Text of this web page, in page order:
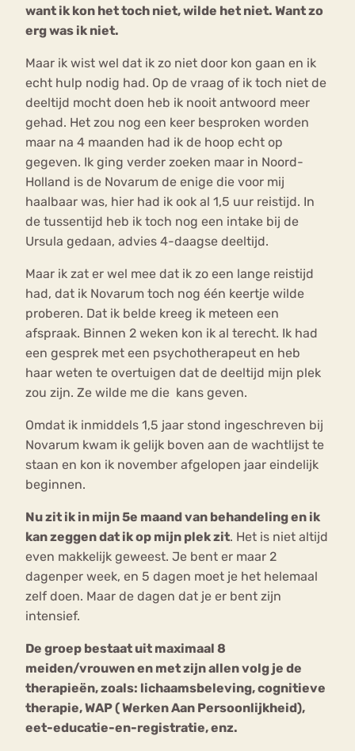
want ik kon het toch niet, wilde het niet. Want zo
erg was ik niet.
Maar ik wist wel dat ik zo niet door kon gaan en ik
echt hulp nodig had. Op de vraag of ik toch niet de
deeltijd mocht doen heb ik nooit antwoord meer
gehad. Het zou nog een keer besproken worden
maar na 4 maanden had ik de hoop echt op
gegeven. Ik ging verder zoeken maar in Noord-
Holland is de Novarum de enige die voor mij
haalbaar was, hier had ik ook al 1,5 uur reistijd. In
de tussentijd heb ik toch nog een intake bij de
Ursula gedaan, advies 4-daagse deeltijd.
Maar ik zat er wel mee dat ik zo een lange reistijd
had, dat ik Novarum toch nog één keertje wilde
proberen. Dat ik belde kreeg ik meteen een
afspraak. Binnen 2 weken kon ik al terecht. Ik had
een gesprek met een psychotherapeut en heb
haar weten te overtuigen dat de deeltijd mijn plek
zou zijn. Ze wilde me die kans geven.
Omdat ik inmiddels 1,5 jaar stond ingeschreven bij
Novarum kwam ik gelijk boven aan de wachtlijst te
staan en kon ik november afgelopen jaar eindelijk
beginnen.
Nu zit ik in mijn 5e maand van behandeling en ik
kan zeggen dat ik op mijn plek zit. Het is niet altijd
even makkelijk geweest. Je bent er maar 2
dagenper week, en 5 dagen moet je het helemaal
zelf doen. Maar de dagen dat je er bent zijn
intensief.
De groep bestaat uit maximaal 8
meiden/vrouwen en met zijn allen volg je de
therapieën, zoals: lichaamsbeleving, cognitieve
therapie, WAP ( Werken Aan Persoonlijkheid),
eet-educatie-en-registratie, enz.